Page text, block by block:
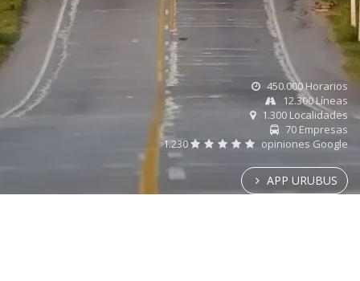
450.000 Horarios
12.300 Líneas
1.300 Localidades
70 Empresas
1.230
opiniones Google
APP URUBUS